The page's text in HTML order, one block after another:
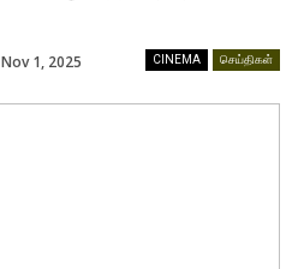
CINEMA செய்திகள்
Nov 1, 2025